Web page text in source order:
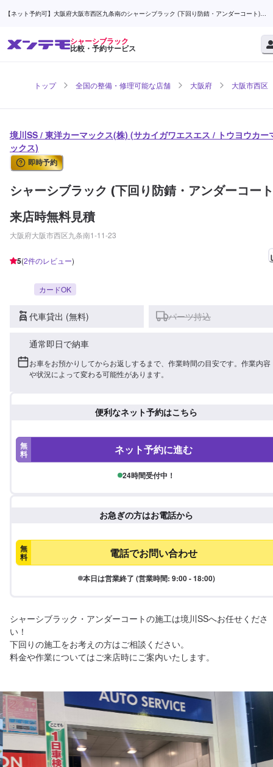
【ネット予約可】大阪府大阪市西区九条南のシャーシブラック (下回り防錆・アンダーコート)な
シャーシブラック
比較・予約サービス
トップ 全国の整備・修理可能な店舗 大阪府 大阪市西区
境川SS / 東洋カーマックス(株) (サカイガワエスエス / トウヨウカー
ックス)
即時予約
シャーシブラック (下回り防錆・アンダーコー
来店時無料見積
大阪府大阪市西区九条南1-11-23
5(2件のレビュー)
カードOK
代車貸出 (無料) パーツ持込
通常即日で納車
お車をお預かりしてからお返しするまで、作業時間の目安です。作業内容
や状況によって変わる可能性があります。
便利なネット予約はこちら
無
料 ネット予約に進む
24時間受付中！
お急ぎの方はお電話から
無
料 電話でお問い合わせ
本日は営業終了 (営業時間: 9:00 - 18:00)
シャーシブラック・アンダーコートの施工は境川SSへお任せくださ
い！
下回りの施工をお考えの方はご相談ください。
料金や作業についてはご来店時にご案内いたします。